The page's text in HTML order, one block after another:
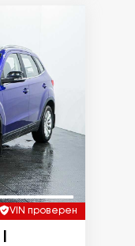
VIN проверен